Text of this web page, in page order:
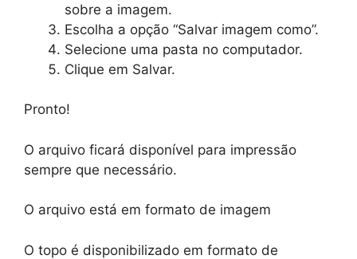
sobre a imagem.
Escolha a opção “Salvar imagem como”.
Selecione uma pasta no computador.
Clique em Salvar.
Pronto!
O arquivo ficará disponível para impressão
sempre que necessário.
O arquivo está em formato de imagem
O topo é disponibilizado em formato de